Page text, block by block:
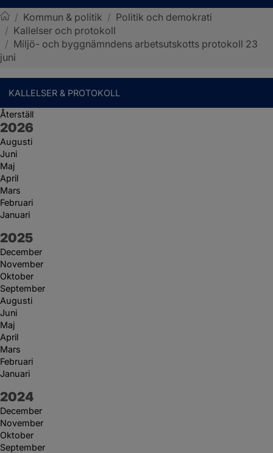
Sotenäs kommun
/ Kommun & politik / Politik och demokrati
/ Kallelser och protokoll
/ Miljö- och byggnämndens arbetsutskotts protokoll 23
juni
KALLELSER & PROTOKOLL
Återställ
År:
2026
Augusti
Juni
Maj
April
Mars
Februari
Januari
År:
2025
December
November
Oktober
September
Augusti
Juni
Maj
April
Mars
Februari
Januari
År:
2024
December
November
Oktober
September